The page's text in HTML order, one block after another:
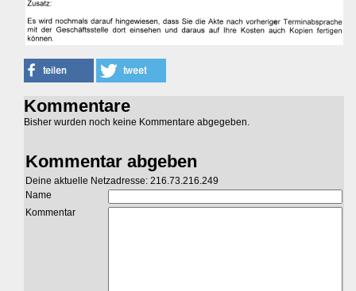
Kommentare
Bisher wurden noch keine Kommentare abgegeben.
Kommentar abgeben
Deine aktuelle Netzadresse: 216.73.216.249
Name
Kommentar